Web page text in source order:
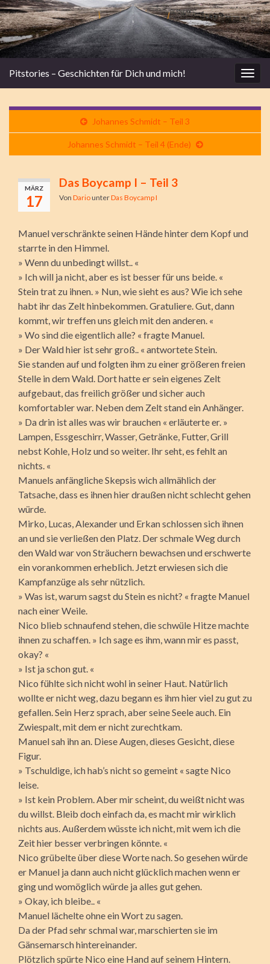
Pitstories – Geschichten für Dich und mich!
Johannes Schmidt – Teil 3
Johannes Schmidt – Teil 4 (Ende)
MÄRZ
17
Das Boycamp I – Teil 3
Von DariounterDas Boycamp I
Manuel verschränkte seinen Hände hinter dem Kopf und
starrte in den Himmel.
» Wenn du unbedingt willst.. «
» Ich will ja nicht, aber es ist besser für uns beide. «
Stein trat zu ihnen. » Nun, wie sieht es aus? Wie ich sehe
habt ihr das Zelt hinbekommen. Gratuliere. Gut, dann
kommt, wir treffen uns gleich mit den anderen. «
» Wo sind die eigentlich alle? « fragte Manuel.
» Der Wald hier ist sehr groß.. « antwortete Stein.
Sie standen auf und folgten ihm zu einer größeren freien
Stelle in dem Wald. Dort hatte er sein eigenes Zelt
aufgebaut, das freilich größer und sicher auch
komfortabler war. Neben dem Zelt stand ein Anhänger.
» Da drin ist alles was wir brauchen « erläuterte er. »
Lampen, Essgeschirr, Wasser, Getränke, Futter, Grill
nebst Kohle, Holz und so weiter. Ihr seht, es fehlt an
nichts. «
Manuels anfängliche Skepsis wich allmählich der
Tatsache, dass es ihnen hier draußen nicht schlecht gehen
würde.
Mirko, Lucas, Alexander und Erkan schlossen sich ihnen
an und sie verließen den Platz. Der schmale Weg durch
den Wald war von Sträuchern bewachsen und erschwerte
ein vorankommen erheblich. Jetzt erwiesen sich die
Kampfanzüge als sehr nützlich.
» Was ist, warum sagst du Stein es nicht? « fragte Manuel
nach einer Weile.
Nico blieb schnaufend stehen, die schwüle Hitze machte
ihnen zu schaffen. » Ich sage es ihm, wann mir es passt,
okay? «
» Ist ja schon gut. «
Nico fühlte sich nicht wohl in seiner Haut. Natürlich
wollte er nicht weg, dazu begann es ihm hier viel zu gut zu
gefallen. Sein Herz sprach, aber seine Seele auch. Ein
Zwiespalt, mit dem er nicht zurechtkam.
Manuel sah ihn an. Diese Augen, dieses Gesicht, diese
Figur.
» Tschuldige, ich hab’s nicht so gemeint « sagte Nico
leise.
» Ist kein Problem. Aber mir scheint, du weißt nicht was
du willst. Bleib doch einfach da, es macht mir wirklich
nichts aus. Außerdem wüsste ich nicht, mit wem ich die
Zeit hier besser verbringen könnte. «
Nico grübelte über diese Worte nach. So gesehen würde
er Manuel ja dann auch nicht glücklich machen wenn er
ging und womöglich würde ja alles gut gehen.
» Okay, ich bleibe.. «
Manuel lächelte ohne ein Wort zu sagen.
Da der Pfad sehr schmal war, marschierten sie im
Gänsemarsch hintereinander.
Plötzlich spürte Nico eine Hand auf seinem Hintern.